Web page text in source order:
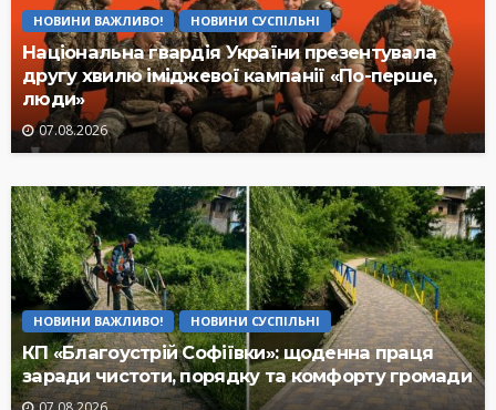
НОВИНИ ВАЖЛИВО! НОВИНИ СУСПІЛЬНІ
Національна гвардія України презентувала
другу хвилю іміджевої кампанії «По-перше,
люди»
07.08.2026
НОВИНИ ВАЖЛИВО! НОВИНИ СУСПІЛЬНІ
КП «Благоустрій Софіївки»: щоденна праця
заради чистоти, порядку та комфорту громади